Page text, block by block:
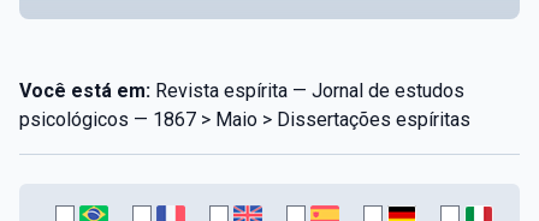
Você está em: Revista espírita — Jornal de estudos
psicológicos — 1867 > Maio > Dissertações espíritas